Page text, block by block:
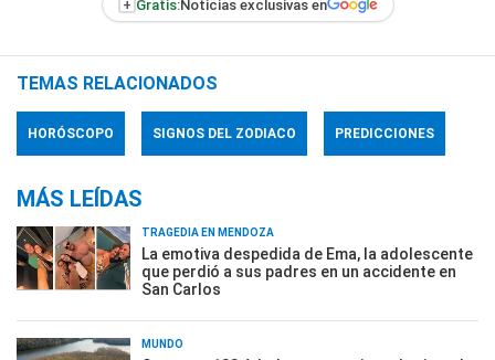
+ Gratis:Noticias exclusivas en
TEMAS RELACIONADOS
HORÓSCOPO SIGNOS DEL ZODIACO PREDICCIONES
MÁS LEÍDAS
TRAGEDIA EN MENDOZA
La emotiva despedida de Ema, la adolescente
que perdió a sus padres en un accidente en
San Carlos
MUNDO